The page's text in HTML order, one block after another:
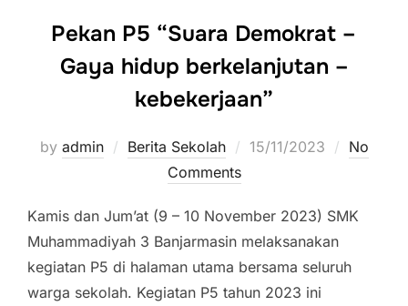
Pekan P5 “Suara Demokrat –
Gaya hidup berkelanjutan –
kebekerjaan”
by admin Berita Sekolah
Posted
15/11/2023
No
Comments
Kamis dan Jum’at (9 – 10 November 2023) SMK
Muhammadiyah 3 Banjarmasin melaksanakan
kegiatan P5 di halaman utama bersama seluruh
warga sekolah. Kegiatan P5 tahun 2023 ini